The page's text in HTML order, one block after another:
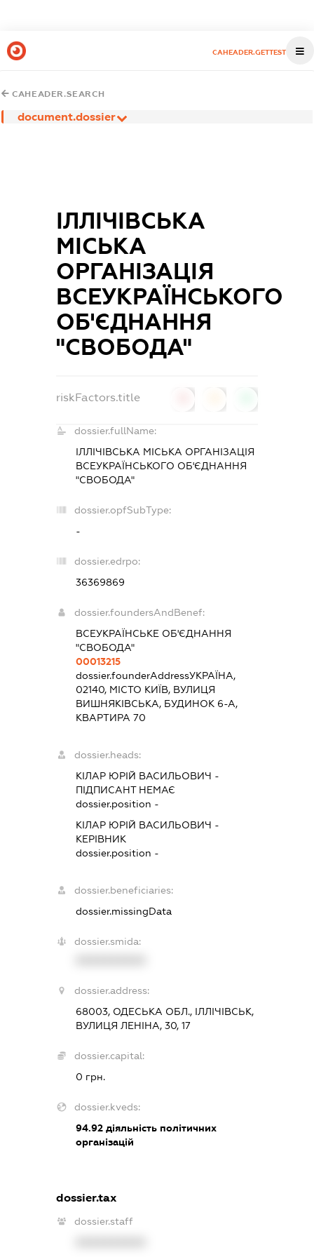
CAHEADER.GETTEST
CAHEADER.SEARCH
document.dossier
ІЛЛІЧІВСЬКА
МІСЬКА
ОРГАНІЗАЦІЯ
ВСЕУКРАЇНСЬКОГО
ОБ'ЄДНАННЯ
"СВОБОДА"
riskFactors.title
dossier.fullName:
ІЛЛІЧІВСЬКА МІСЬКА ОРГАНІЗАЦІЯ
ВСЕУКРАЇНСЬКОГО ОБ'ЄДНАННЯ
"СВОБОДА"
dossier.opfSubType:
-
dossier.edrpo:
36369869
dossier.foundersAndBenef:
ВСЕУКРАЇНСЬКЕ ОБ'ЄДНАННЯ
"СВОБОДА"
00013215
dossier.founderAddressУКРАЇНА,
02140, МІСТО КИЇВ, ВУЛИЦЯ
ВИШНЯКІВСЬКА, БУДИНОК 6-А,
КВАРТИРА 70
dossier.heads:
КІЛАР ЮРІЙ ВАСИЛЬОВИЧ -
ПІДПИСАНТНЕМАЄ
dossier.position -
КІЛАР ЮРІЙ ВАСИЛЬОВИЧ -
КЕРІВНИК
dossier.position -
dossier.beneficiaries:
dossier.missingData
dossier.smida:
dossier.address:
68003, ОДЕСЬКА ОБЛ., ІЛЛІЧІВСЬК,
ВУЛИЦЯ ЛЕНІНА, 30, 17
dossier.capital:
0 грн.
dossier.kveds:
94.92діяльність політичних
організацій
dossier.tax
dossier.staff